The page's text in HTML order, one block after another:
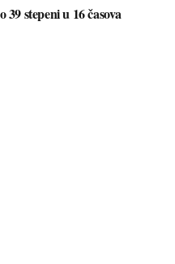
stepeni u 16 časova